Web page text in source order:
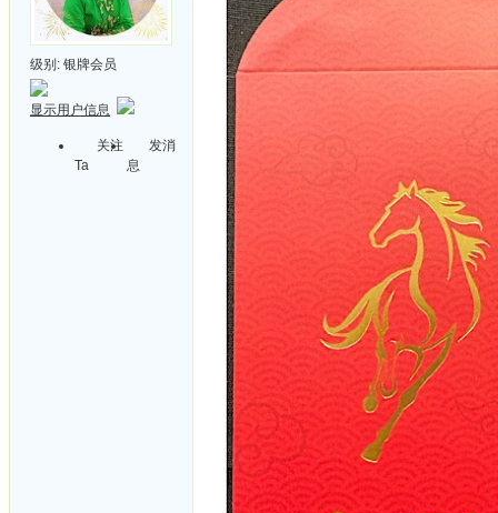
级别: 银牌会员
显示用户信息
关注
Ta
发消
息